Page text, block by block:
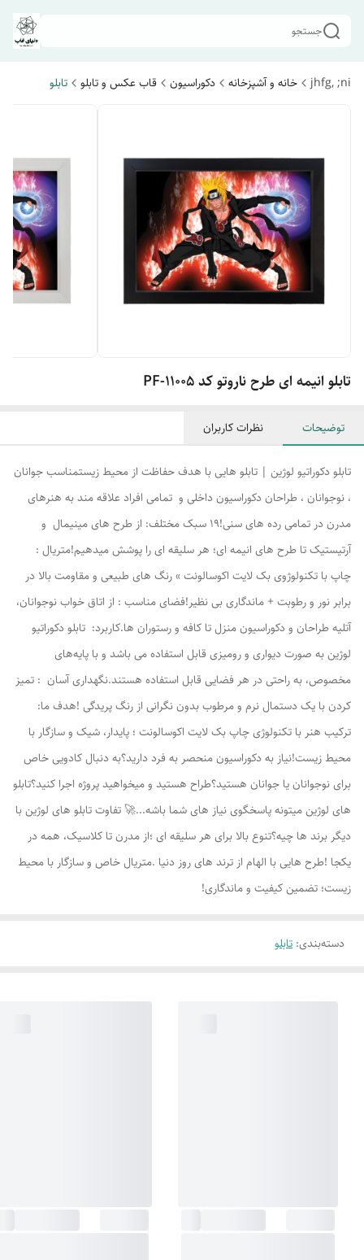
جستجو
jhfg, ;ni خانه و آشپزخانه دکوراسیون قاب عکس و تابلو تابلو
تابلو انیمه ای طرح ناروتو کد PF-11005
توضیحات نظرات کاربران
تابلو دکوراتیو لوژین | تابلو هایی با هدف حفاظت از محیط زیستمناسب جوانان
، نوجوانان ، طراحان دکوراسیون داخلی و تمامی افراد علاقه مند به هنرهای
مدرن در تمامی رده های سنی!۱۹ سبک مختلف: از طرح های مینیمال و
آرتیستیک تا طرح های انیمه ای؛ هر سلیقه ای را پوشش میدهیم!متریال :
چاپ با تکنولوژوی بک لایت اکوسالونت » رنگ های طبیعی و مقاومت بالا در
برابر نور و رطوبت + ماندگاری بی نظیر!فضای مناسب : از اتاق خواب نوجوانان،
آتلیه طراحان و دکوراسیون منزل تا کافه و رستوران ها.کاربرد: تابلو دکوراتیو
لوژین به صورت دیواری و رومیزی قابل استفاده می باشد و با پایه‌های
مخصوص، به راحتی در هر فضایی قابل استفاده هستند.نگهداری آسان : تمیز
کردن با یک دستمال نرم و مرطوب بدون نگرانی از رنگ پریدگی !هدف ما:
ترکیب هنر با تکنولوژی چاپ بک لایت اکوسالونت ؛ پایدار، شیک و سازگار با
محیط زیست!نیاز به دکوراسیون منحصر به فرد دارید؟به دنبال کادویی خاص
برای نوجوانان یا جوانان هستید؟طراح هستید و میخواهید پروژه اجرا کنید؟تابلو
های لوژين میتونه پاسخگوی نیاز های شما باشه...🚀 تفاوت تابلو های لوژين با
دیگر برند ها چیه؟تنوع بالا برای هر سلیقه ای ؛از مدرن تا کلاسیک، همه در
یکجا !طرح هایی با الهام از ترند های روز دنیا .متریال خاص و سازگار با محیط
زیست؛ تضمین کیفیت و ماندگاری!
دسته‌بندی: تابلو